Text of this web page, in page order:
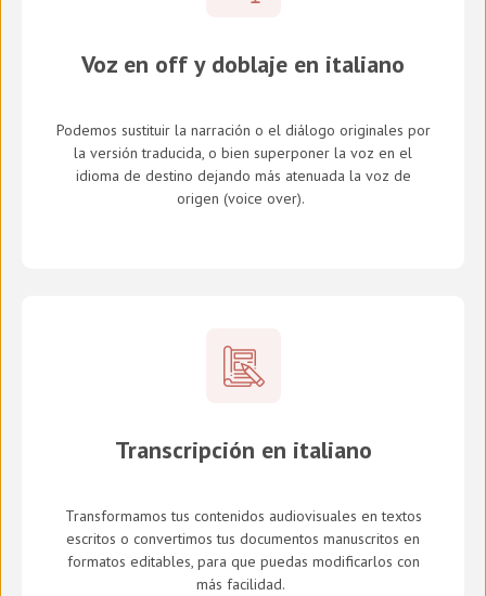
Voz en off y doblaje en italiano
Podemos sustituir la narración o el diálogo originales por
la versión traducida, o bien superponer la voz en el
idioma de destino dejando más atenuada la voz de
origen (voice over).
Transcripción en italiano
Transformamos tus contenidos audiovisuales en textos
escritos o convertimos tus documentos manuscritos en
formatos editables, para que puedas modificarlos con
más facilidad.